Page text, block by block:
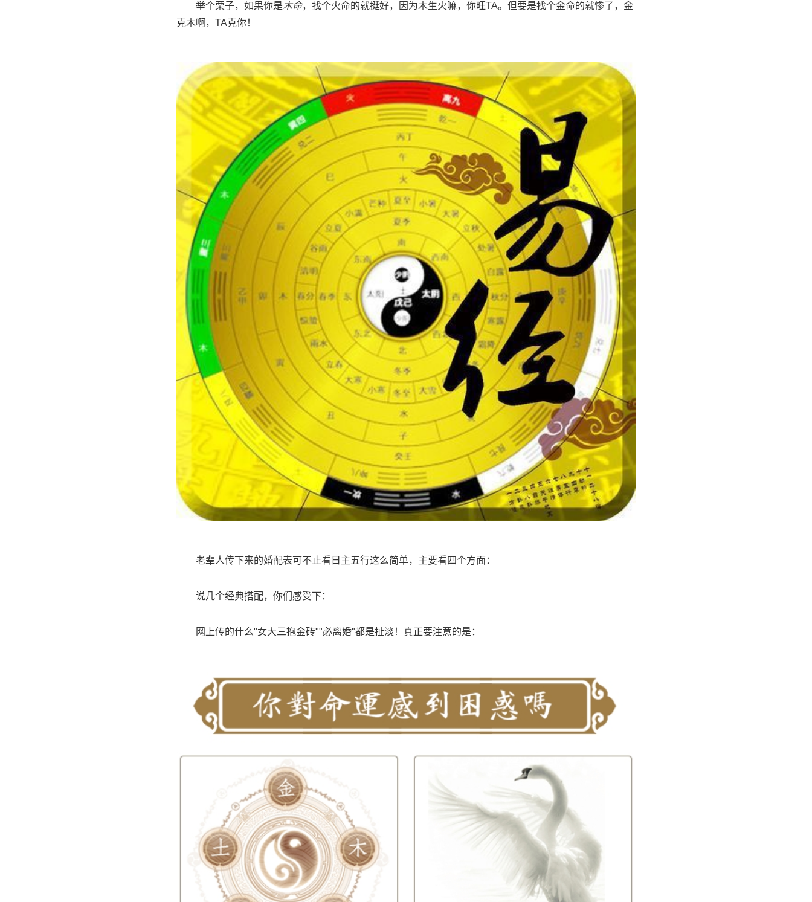
举个栗子，如果你是木命，找个火命的就挺好，因为木生火嘛，你旺TA。但要是找个金命的就惨了，金
克木啊，TA克你！
老辈人传下来的婚配表可不止看日主五行这么简单，主要看四个方面：
说几个经典搭配，你们感受下：
网上传的什么"女大三抱金砖""必离婚"都是扯淡！真正要注意的是：